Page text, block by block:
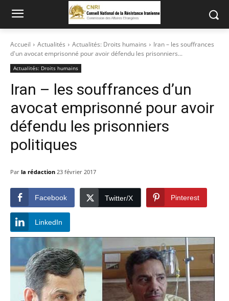
Accueil Actualités Actualités: Droits humains
Iran – les souffrances
d'un avocat emprisonné pour avoir défendu les prisonniers...
Actualités: Droits humains
Iran – les souffrances d’un
avocat emprisonné pour avoir
défendu les prisonniers
politiques
Par la rédaction 23 février 2017
Facebook Twitter/X Pinterest
LinkedIn